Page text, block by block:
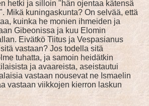
hetki ja silloin "hän ojentaa kätensä
Mikä kuningaskunta? On selvää, että
kuinka he monien ihmeiden ja
Gibeonissa ja kuu Elomin
Eivätkö Tiitus ja Vespasianus
vastaan? Jos todella sitä
tuhatta, ja samoin heidätkin
ja avaareista, aseistautui
vastaan nousevat ne Ismaelin
vastaan viikkojen kierron laskun